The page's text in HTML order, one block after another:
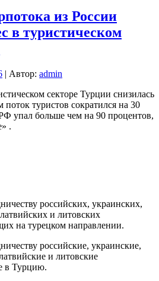
из России
в туристическом
| Автор: admin
секторе Турции снизилась
туристов сократился на 30
упал больше чем на 90 процентов,
.
российских, украинских,
и литовских
на турецком направлении.
российские, украинские,
и литовские
в Турцию.